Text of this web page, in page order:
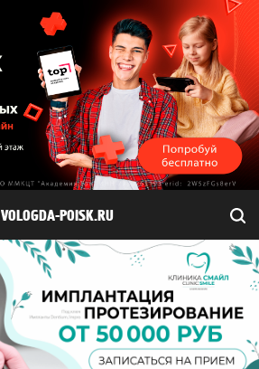
VOLOGDA-POISK.RU